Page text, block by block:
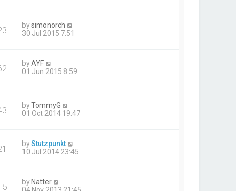
bysimonorch
30 Jul 2015 7:51
byAYF
01 Jun 2015 8:59
byTommyG
01 Oct 2014 19:47
byStutzpunkt
10 Jul 2014 23:45
byNatter